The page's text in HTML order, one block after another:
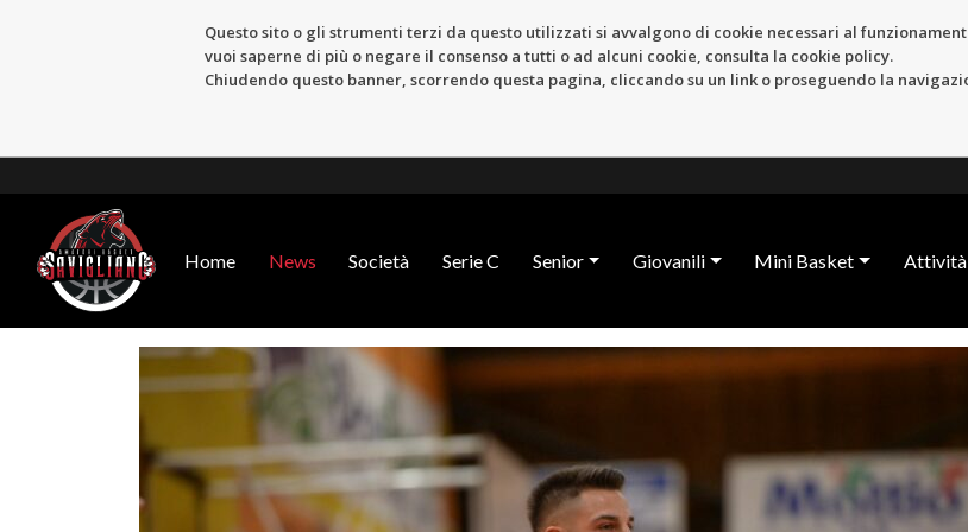
Questo sito o gli strumenti terzi da questo utilizzati si avvalgono di cookie necessari al
vuoi saperne di più o negare il consenso a tutti o ad alcuni cookie, consulta la cookie policy.
Chiudendo questo banner, scorrendo questa pagina, cliccando su un link o proseguendo la
Home News Società Serie C Senior Giovanili Mini Basket Attività